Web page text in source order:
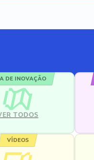
DE INOVAÇÃO
TODOS
VÍDEOS